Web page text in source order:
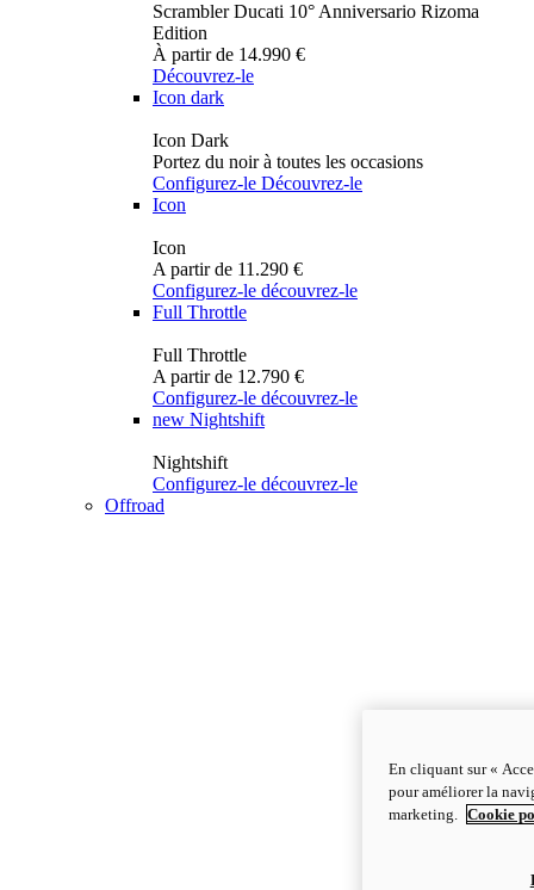
Scrambler Ducati 10° Anniversario Rizoma
Edition
À partir de 14.990 €
Découvrez-le
Icon dark
Icon Dark
Portez du noir à toutes les occasions
Configurez-le Découvrez-le
Icon
Icon
A partir de 11.290 €
Configurez-le découvrez-le
Full Throttle
Full Throttle
A partir de 12.790 €
Configurez-le découvrez-le
new Nightshift
Nightshift
Configurez-le découvrez-le
Offroad
En cliquant sur «
pour améliorer la
marketing.
Cookie